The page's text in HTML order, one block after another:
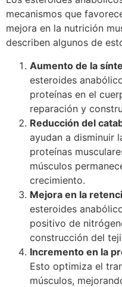
mecanismos que
mejora en la nutrición
describen algunos de
Aumento de la
esteroides
proteínas en el
reparación y
Reducción del
ayudan a disminuir
proteínas
músculos
crecimiento.
Mejora en la
esteroides
positivo de
construcción del
Incremento en la
Esto optimiza el
músculos,